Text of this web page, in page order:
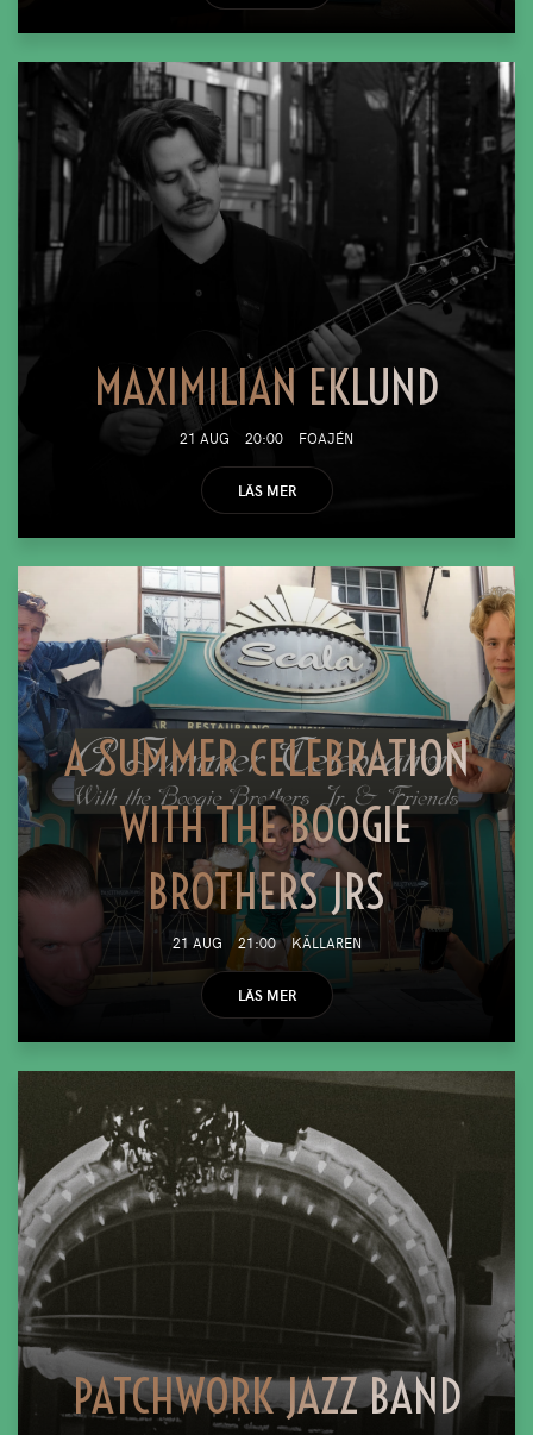
MAXIMILIAN EKLUND
21 AUG 20:00 FOAJÉN
LÄS MER
A SUMMER CELEBRATION
WITH THE BOOGIE
BROTHERS JRS
21 AUG 21:00 KÄLLAREN
LÄS MER
PATCHWORK JAZZ BAND